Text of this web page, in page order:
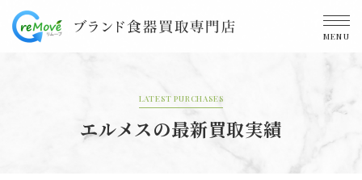
MENU
LATEST PURCHASES
エルメスの最新買取実績